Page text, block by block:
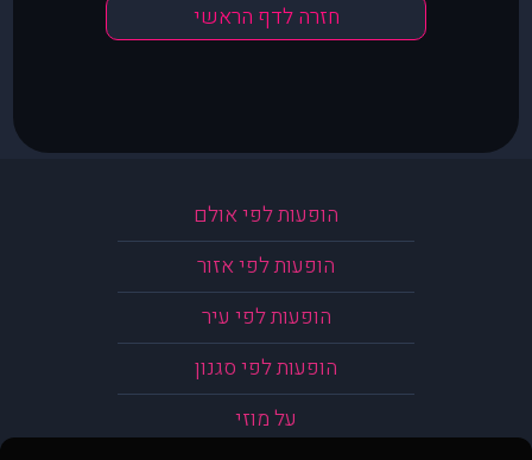
חזרה לדף הראשי
הופעות לפי אולם
הופעות לפי אזור
הופעות לפי עיר
הופעות לפי סגנון
על מוזי